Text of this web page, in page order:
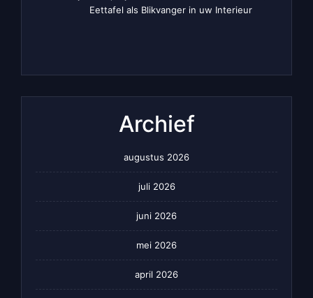
Eettafel als Blikvanger in uw Interieur
Archief
augustus 2026
juli 2026
juni 2026
mei 2026
april 2026